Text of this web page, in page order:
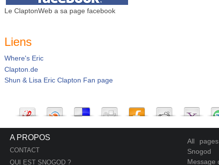
Le ClaptonWeb a sa page facebook
Liens
Where's Eric
Clapton.de
Shun & Lisa Eric Clapton Fan page
A PROPOS
CONTACT
QUI EST SNOGOD ?
All
Snogod
Message